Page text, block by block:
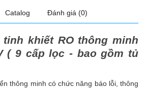
Catalog Đánh giá (0)
khiết RO thông minh
( 9 cấp lọc - bao gồm tủ
thông minh có chức năng báo lỗi, thông